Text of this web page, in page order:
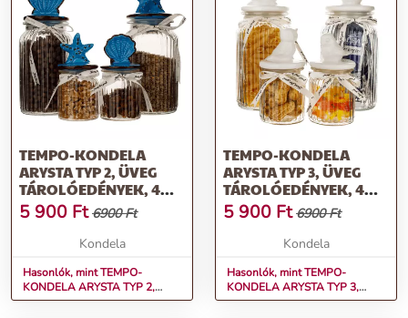
TEMPO-KONDELA
ARYSTA TYP 2, ÜVEG
TÁROLÓEDÉNYEK, 4
DB-OS SZETT, FEDŐVEL,
ÜVEG/KERÁMIA
5 900 Ft 6900 Ft
Kondela
Hasonlók, mint TEMPO-
KONDELA ARYSTA TYP 2,
Üveg tárolóedények, 4 db-os
TEMPO-KONDELA
ARYSTA TYP 3, ÜVEG
TÁROLÓEDÉNYEK, 4
DB-OS SZETT, FEDŐVEL,
ÜVEG/KERÁMIA
5 900 Ft 6900 Ft
Kondela
Hasonlók, mint TEMPO-
KONDELA ARYSTA TYP 3,
Üveg tárolóedények, 4 db-os